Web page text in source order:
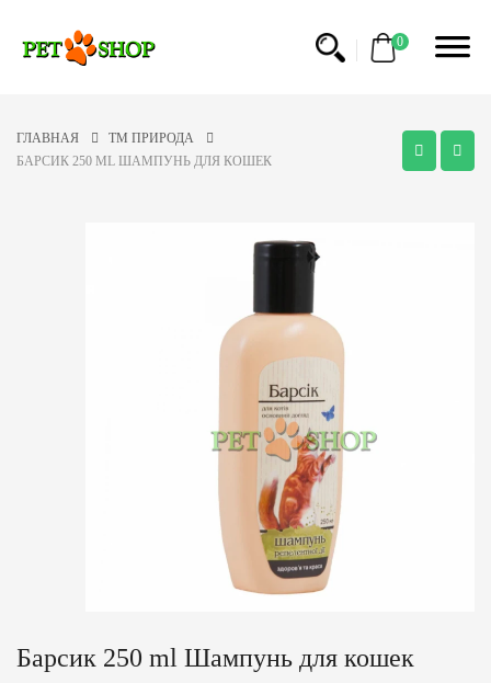
0
ГЛАВНАЯ
ТМ ПРИРОДА
БАРСИК 250 ML ШАМПУНЬ ДЛЯ КОШЕК
Барсик 250 ml Шампунь для кошек